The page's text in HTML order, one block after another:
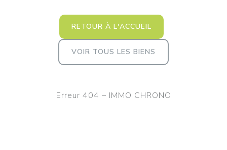
RETOUR À L'ACCUEIL
VOIR TOUS LES BIENS
Erreur 404 – IMMO CHRONO